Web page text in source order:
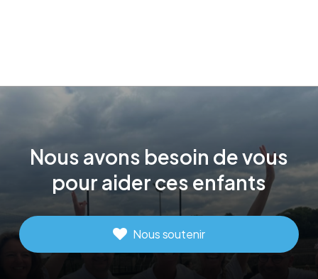
Nous avons besoin devous
pour aidercesenfants
Nous soutenir